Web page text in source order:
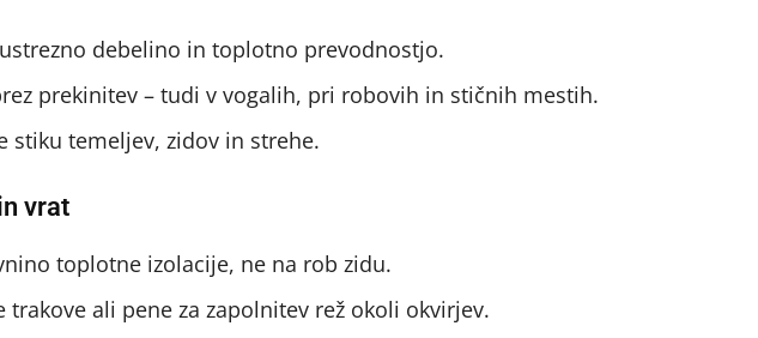
debelino in toplotno prevodnostjo.
prekinitev – tudi v vogalih, pri robovih in stičnih mestih.
stiku temeljev, zidov in strehe.
vrat
toplotne izolacije, ne na rob zidu.
ali pene za zapolnitev rež okoli okvirjev.